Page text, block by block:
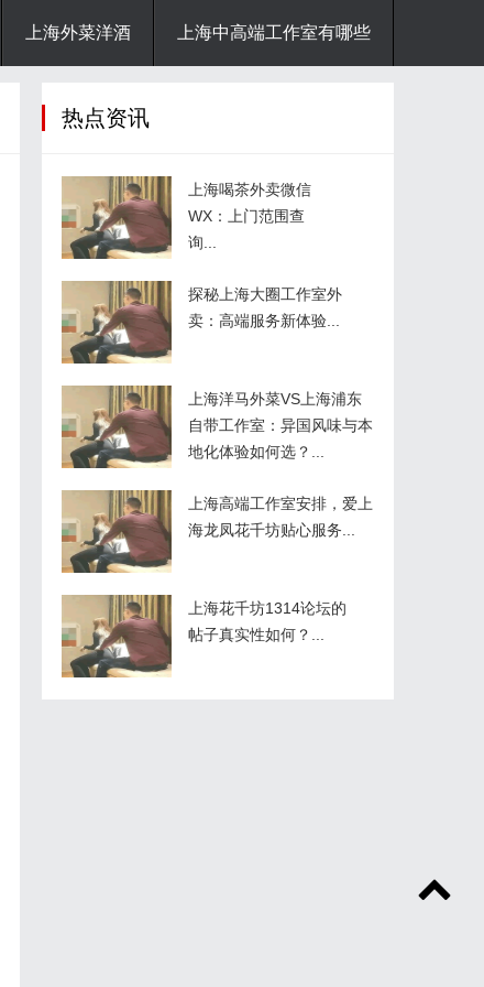
上海外菜洋酒 上海中高端工作室有哪些
热点资讯
上海喝茶外卖微信
WX：上门范围查
询...
探秘上海大圈工作室外
卖：高端服务新体验...
上海洋马外菜VS上海浦东
自带工作室：异国风味与本
地化体验如何选？...
上海高端工作室安排，爱上
海龙凤花千坊贴心服务...
上海花千坊1314论坛的
帖子真实性如何？...